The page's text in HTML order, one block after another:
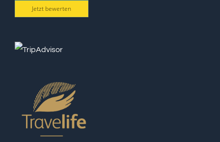
Jetzt bewerten